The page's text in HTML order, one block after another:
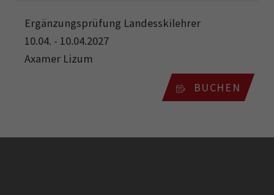
Ergänzungsprüfung Landesskilehrer
10.04. - 10.04.2027
Axamer Lizum
BUCHEN